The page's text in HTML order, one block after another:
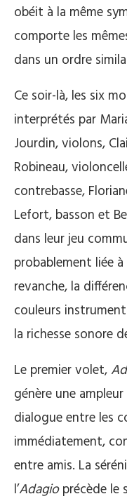
obéit à la même
comporte les
dans un ordre
Ce soir-là, les six
interprétés par
Jourdin, violons,
Robineau,
contrebasse,
Lefort, basson et
dans leur jeu
probablement liée
revanche, la
couleurs
la richesse sonore
Le premier volet,
génère une
dialogue entre les
immédiatement,
entre amis. La
l’Adagioprécède le